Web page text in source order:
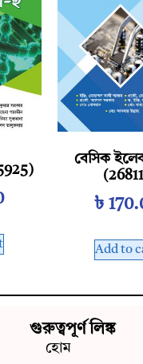
বেসিক
৳
Add to
গুরুত্বপূর্ণ লিঙ্ক
হোম